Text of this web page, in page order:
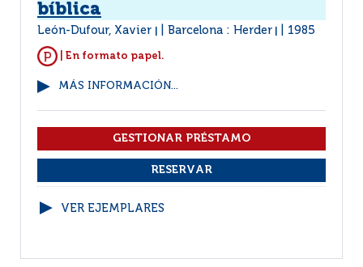
bíblica
León-Dufour, Xavier Barcelona : Herder 1985
| En formato papel.
MÁS INFORMACIÓN...
VER EJEMPLARES